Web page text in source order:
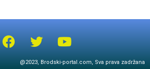
@2023, Brodski-portal.com, Sva prava zadržana